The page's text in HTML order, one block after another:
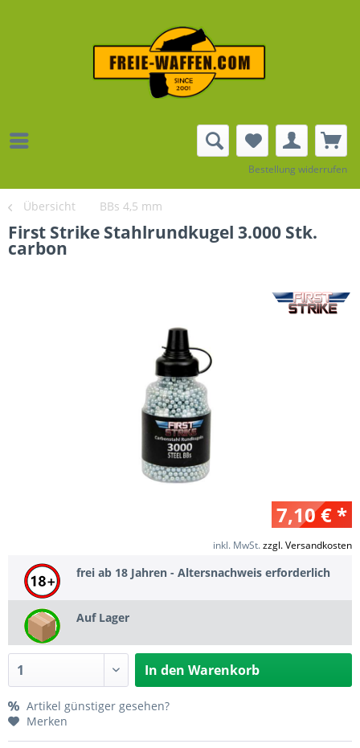
Bestellung widerrufen
Übersicht BBs 4,5 mm
First Strike Stahlrundkugel 3.000 Stk.
carbon
7,10 € *
inkl. MwSt.zzgl. Versandkosten
frei ab 18 Jahren - Altersnachweis erforderlich
Auf Lager
In den Warenkorb
Artikel günstiger gesehen?
Merken